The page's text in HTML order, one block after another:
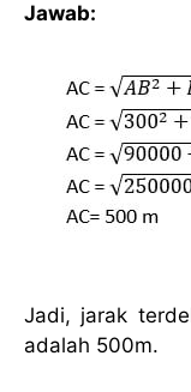
Jawab:
Jadi, jarak
adalah 500m.